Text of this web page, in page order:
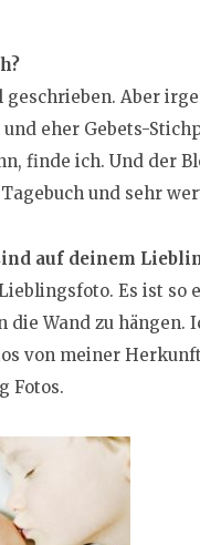
Aber
eher Gebets-
finde ich. Und der
und sehr
auf deinem
Es ist so
die Wand zu
von meiner
Fotos.